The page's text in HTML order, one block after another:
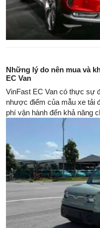
Những lý do nên mua và
EC Van
VinFast EC Van có thực sự
nhược điểm của mẫu xe tải
phí vận hành đến khả năng